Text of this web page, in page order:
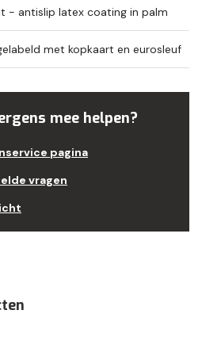
- antislip latex coating in palm
met kopkaart en eurosleuf
mee helpen?
pagina
vragen